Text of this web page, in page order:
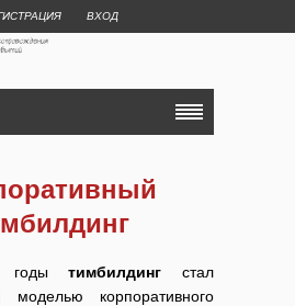
ВХОД
годытимбилдинг стал
моделью корпоративного